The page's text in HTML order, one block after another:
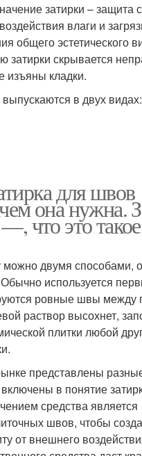
клинкерной
Полусухая
затирки – защита
влаги и
общего эстетического
затирки скрывается
изъяны кладки.
в двух видах:
для швов
она нужна.
что это
можно двумя способами,
используется
ровные швы между
раствор высохнет,
плитки любой
представлены
в понятие
средства является
швов, чтобы
от внешнего